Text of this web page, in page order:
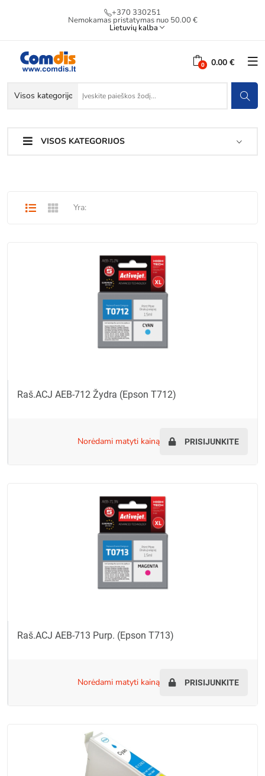
+370 330251
Nemokamas pristatymas nuo 50.00 €
Lietuvių kalba
0.00 €
VISOS KATEGORIJOS
Yra:
Raš.ACJ AEB-712 Žydra (Epson T712)
norėdami matyti kainą PRISIJUNKITE
Raš.ACJ AEB-713 Purp. (Epson T713)
norėdami matyti kainą PRISIJUNKITE